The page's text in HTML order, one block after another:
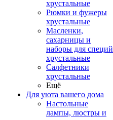
хрустальные
Рюмки и фужеры
хрустальные
Масленки,
сахарницы и
наборы для специй
хрустальные
Салфетники
хрустальные
Ещё
Для уюта вашего дома
Настольные
лампы, люстры и